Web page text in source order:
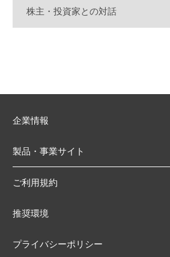
株主・投資家との対話
企業情報
製品・事業サイト
ご利用規約
推奨環境
プライバシーポリシー